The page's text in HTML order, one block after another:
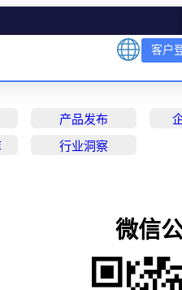
客户
产品发布
行业洞察
微信